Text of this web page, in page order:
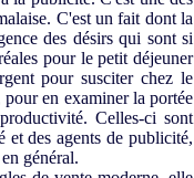
C'est un fait dont la
des désirs qui sont si
pour le petit déjeuner
pour susciter chez le
en examiner la portée
Celles-ci sont
et des agents de publicité,
général.